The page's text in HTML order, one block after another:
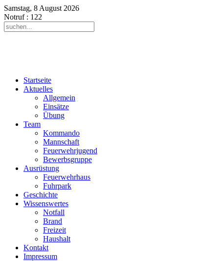
Samstag, 8 August 2026
Notruf: 122
Startseite
Aktuelles
Allgemein
Einsätze
Übung
Team
Kommando
Mannschaft
Feuerwehrjugend
Bewerbsgruppe
Ausrüstung
Feuerwehrhaus
Fuhrpark
Geschichte
Wissenswertes
Notfall
Brand
Freizeit
Haushalt
Kontakt
Impressum